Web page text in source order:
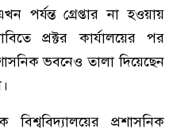
পর্যন্ত গ্রেপ্তার না হওয়ায়
প্রক্টর কার্যালয়ের পর
ভবনেও তালা দিয়েছেন
প্রশাসনিক